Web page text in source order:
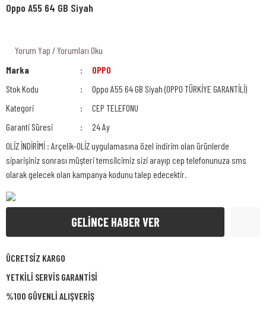
Oppo A55 64 GB Siyah
Yorum Yap / Yorumları Oku
Marka
OPPO
Stok Kodu
Oppo A55 64 GB Siyah (OPPO TÜRKİYE GARANTİLİ)
Kategori
CEP TELEFONU
Garanti Süresi
24 Ay
OLİZ İNDİRİMİ : Arçelik-OLİZ uygulamasına özel indirim olan ürünlerde
siparişiniz sonrası müşteri temsilcimiz sizi arayıp cep telefonunuza sms
olarak gelecek olan kampanya kodunu talep edecektir.
GELİNCE HABER VER
ÜCRETSİZ KARGO
YETKİLİ SERVİS GARANTİSİ
%100 GÜVENLİ ALIŞVERİŞ